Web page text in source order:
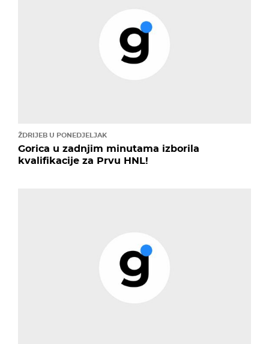
ŽDRIJEB U PONEDJELJAK
Gorica u zadnjim minutama izborila
kvalifikacije za Prvu HNL!